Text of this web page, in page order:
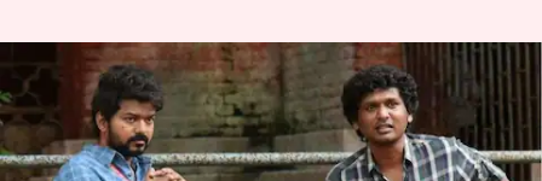
'மாஸ்டர்' திரைப்படம்,
விஜய் ரசிகர்களுக்காக
எடுக்கப்பட்டது: லோகேஷ்